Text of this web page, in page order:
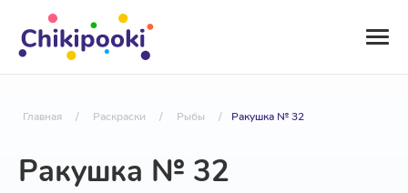
Главная / Раскраски / Рыбы / Ракушка № 32
Ракушка № 32